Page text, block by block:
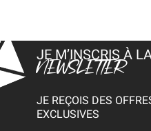
JE M’INSCRIS À
NEWSLETTER
JE REÇOIS DES
EXCLUSIVES